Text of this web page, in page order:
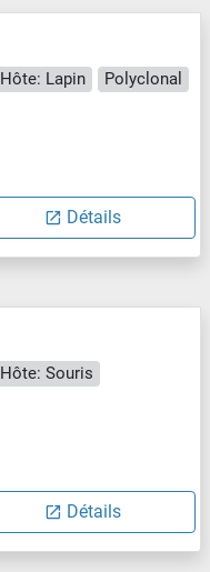
Hôte: Lapin
Polyclonal
Détails
Hôte: Souris
Détails